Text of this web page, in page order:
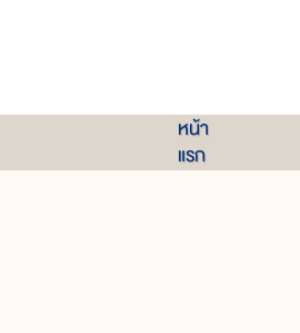
หน้า
แรก